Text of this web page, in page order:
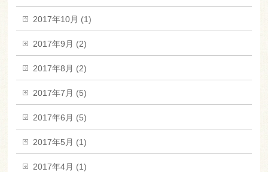
2017年10月 (1)
2017年9月 (2)
2017年8月 (2)
2017年7月 (5)
2017年6月 (5)
2017年5月 (1)
2017年4月 (1)